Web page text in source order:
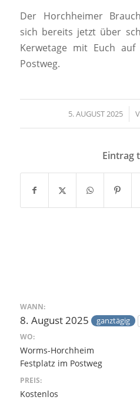
Der Horchheimer
sich bereits jetzt über
Kerwetage mit Euch
Postweg.
5. AUGUST 2025
/
Eintrag
WANN:
8. August 2025 ganztägig
WO:
Worms-Horchheim
Festplatz im Postweg
PREIS:
Kostenlos